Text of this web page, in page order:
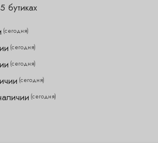
бутиках
(сегодня)
(сегодня)
(сегодня)
(сегодня)
(сегодня)